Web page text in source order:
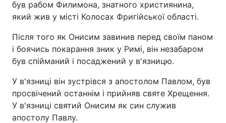
Україна Політика
Економіка
був рабом Филимона, знатного християнина,
який жив у місті Колосах Фригійської області.
Після того як Онисим завинив перед своїм паном
і боячись покарання зник у Римі, він незабаром
був спійманий і посаджений у в'язницю.
У в'язниці він зустрівся з апостолом Павлом, був
просвічений останнім і прийняв святе Хрещення.
У в'язниці святий Онисим як син служив
апостолу Павлу.